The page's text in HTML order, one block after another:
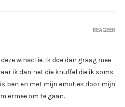
winactie. Ik doe dan graag mee
ik dan net die knuffel die ik soms
ben en met mijn emoties door mijn
ermee om te gaan.
REAGEER